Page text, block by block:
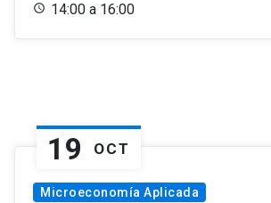
14:00 a 16:00
19 OCT
Microeconomía Aplicada